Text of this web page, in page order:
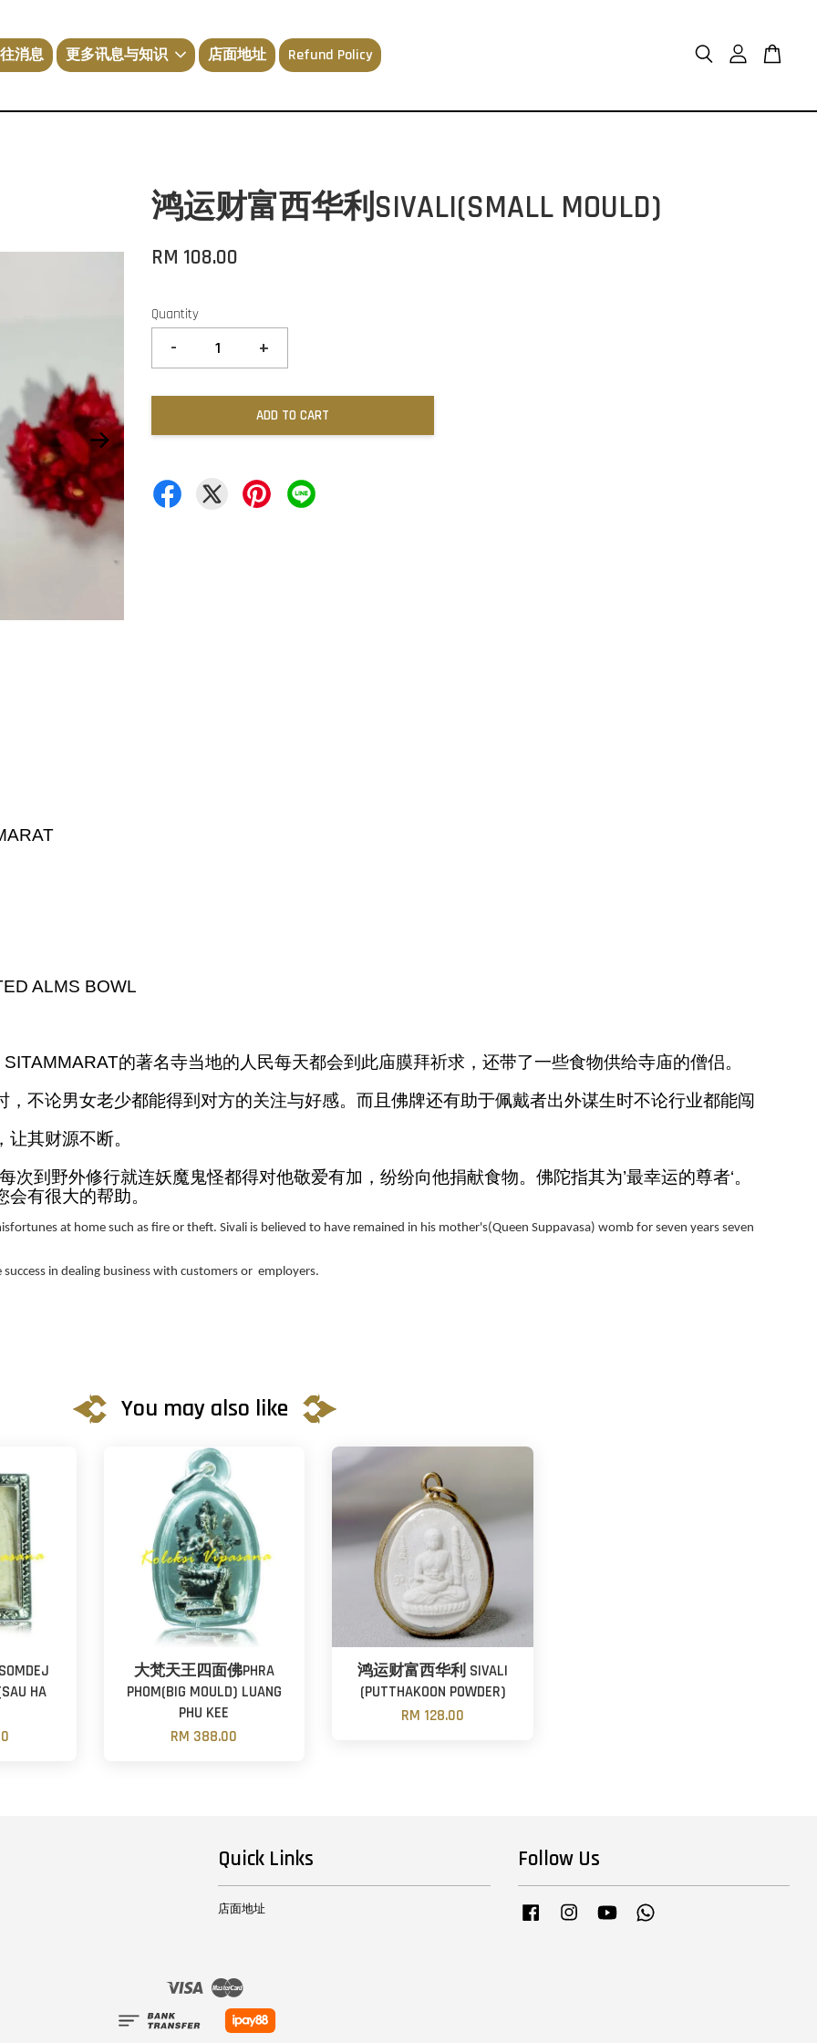
消息 更多讯息与知识 店面地址 Refund Policy
鸿运财富西华利SIVALI(SMALL MOULD)
RM 108.00
Quantity
- +
ADD TO CART
ALMS BOWL
的著名寺当地的人民每天都会到此庙膜拜祈求，还带了一些食物供给寺庙的僧侣。
不论男女老少都能得到对方的关注与好感。而且佛牌还有助于佩戴者出外谋生时不论行业都能闯
其财源不断。
到野外修行就连妖魔鬼怪都得对他敬爱有加，纷纷向他捐献食物。佛陀指其为’最幸运的尊者‘。
有很大的帮助。
at home such as fire or theft. Sivali is believed to have remained in his mother's(Queen Suppavasa) womb for seven years seven
in dealing business with customers or employers.
You may also like
HA
大梵天王四面佛PHRA
PHOM(BIG MOULD) LUANG
PHU KEE
RM 388.00
鸿运财富西华利 SIVALI
(PUTTHAKOON POWDER)
RM 128.00
Quick Links
店面地址
Follow Us
Facebook InstagramYouTube
Visa Master